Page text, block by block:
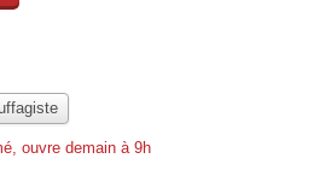
ouvre demain à 9h